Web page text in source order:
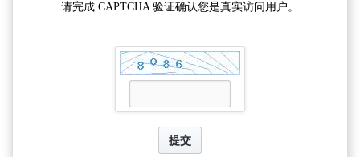
请完成 CAPTCHA 验证确认您是真实访问用户。